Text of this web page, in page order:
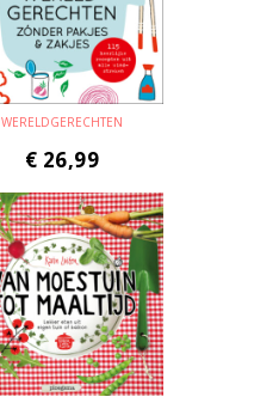
WERELDGERECHTEN
€ 26,99